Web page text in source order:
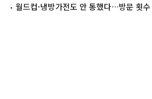
월드컵·냉방가전도 안 통했다…방문 횟